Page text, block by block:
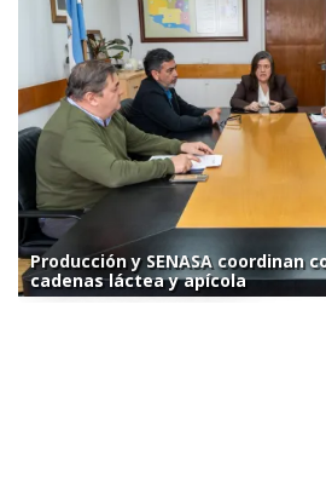
Producción y SENASA coordinan
cadenas láctea y apícola